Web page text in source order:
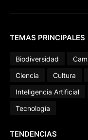
TEMAS PRINCIPALES
Biodiversidad
Ciencia
Cultura
Inteligencia Artificial
Tecnología
TENDENCIAS